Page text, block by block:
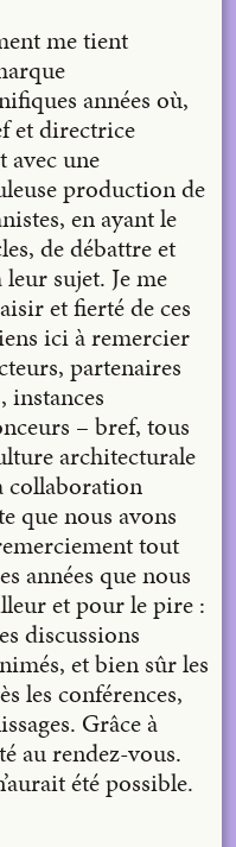
me tient
années où,
et directrice
avec une
production de
en ayant le
de débattre et
sujet. Je me
et fierté de ces
ici à remercier
partenaires
instances
– bref, tous
architecturale
collaboration
que nous avons
tout
années que nous
et pour le pire :
discussions
et bien sûr les
les conférences,
Grâce à
au rendez-vous.
été possible.